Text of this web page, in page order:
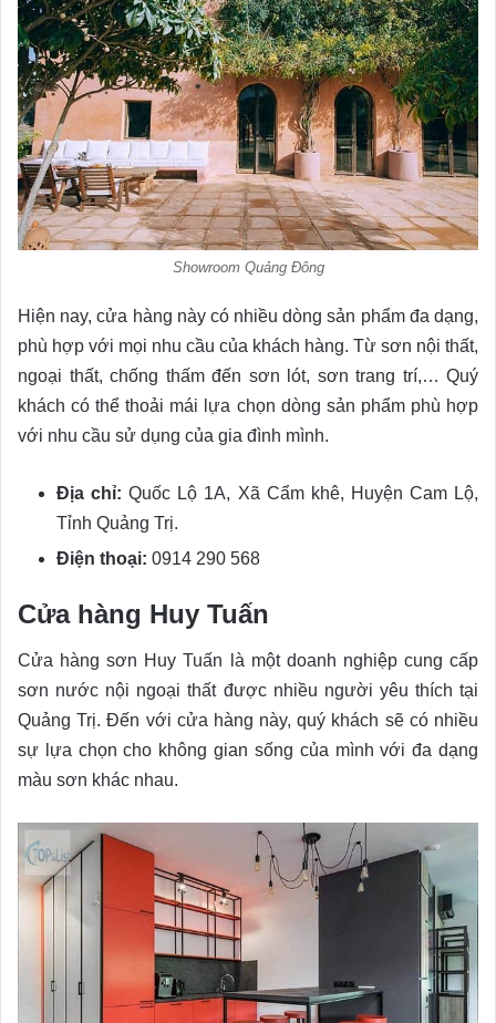
Showroom Quảng Đông
Hiện nay, cửa hàng này có nhiều dòng sản phẩm đa dạng,
phù hợp với mọi nhu cầu của khách hàng. Từ sơn nội thất,
ngoại thất, chống thấm đến sơn lót, sơn trang trí,… Quý
khách có thể thoải mái lựa chọn dòng sản phẩm phù hợp
với nhu cầu sử dụng của gia đình mình.
Địa chỉ: Quốc Lộ 1A, Xã Cẩm khê, Huyện Cam Lộ,
Tỉnh Quảng Trị.
Điện thoại: 0914 290 568
Cửa hàng Huy Tuấn
Cửa hàng sơn Huy Tuấn là một doanh nghiệp cung cấp
sơn nước nội ngoại thất được nhiều người yêu thích tại
Quảng Trị. Đến với cửa hàng này, quý khách sẽ có nhiều
sự lựa chọn cho không gian sống của mình với đa dạng
màu sơn khác nhau.